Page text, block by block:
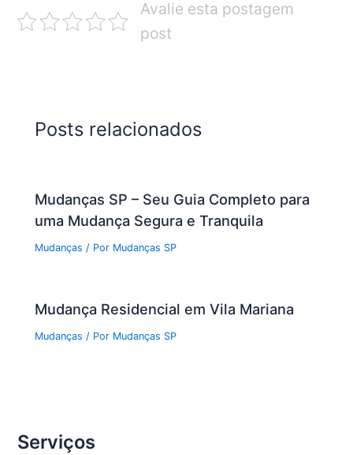
Avalie esta postagem
post
Posts relacionados
Mudanças SP – Seu Guia Completo para
uma Mudança Segura e Tranquila
Mudanças / Por Mudanças SP
Mudança Residencial em Vila Mariana
Mudanças / Por Mudanças SP
Serviços